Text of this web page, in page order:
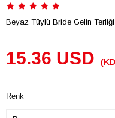
Beyaz Tüylü Bride Gelin
15.36 USD
Renk